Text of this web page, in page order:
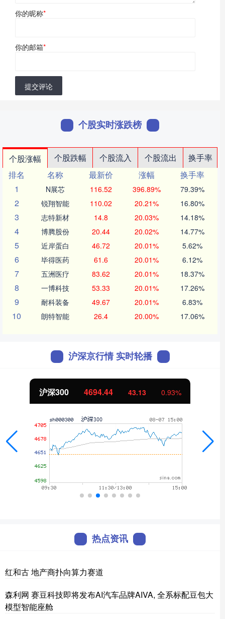
你的昵称*
你的邮箱*
提交评论
个股实时涨跌榜
个股涨幅 个股跌幅 个股流入 个股流出
换手率
排名
名称 最新价 涨幅
换手率
1
N展芯 116.52 396.89% 79.39%
2 锐翔智能 110.02 20.21% 16.80%
3 志特新材 14.8 20.03% 14.18%
4 博腾股份 20.44 20.02% 14.77%
5 近岸蛋白 46.72 20.01% 5.62%
6 毕得医药 61.6 20.01% 6.12%
7 五洲医疗 83.62 20.01% 18.37%
8 一博科技 53.33 20.01% 17.26%
9 耐科装备 49.67 20.01% 6.83%
10 朗特智能 26.4 20.00% 17.06%
沪深京行情 实时轮播
沪深300 4694.44 43.13 0.93%
热点资讯
红和古 地产商扑向算力赛道
森利网 赛豆科技即将发布AI汽车品牌AIVA, 全系标配豆包大
模型智能座舱